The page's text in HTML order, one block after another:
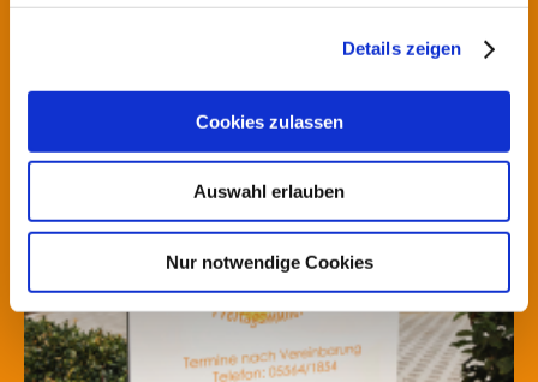
Details zeigen
Cookies zulassen
Auswahl erlauben
Nur notwendige Cookies
Telefon: 05564/1854